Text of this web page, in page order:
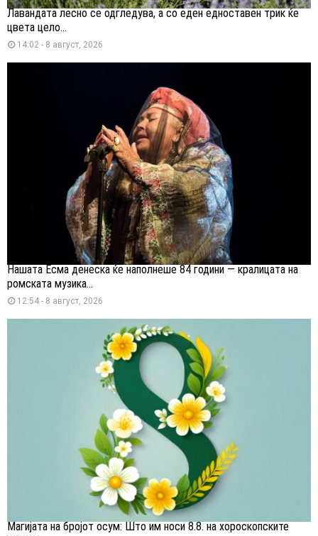
Лавандата лесно се одгледува, а со еден едноставен трик ќе
цвета цело...
14:02 - 8 август, 2026
Нашата Есма денеска ќе наполнеше 84 години — кралицата на
ромската музика...
12:54 - 8 август, 2026
Магијата на бројот осум: Што им носи 8.8. на хороскопските